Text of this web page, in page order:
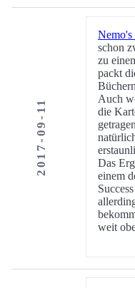
2017-09-11
Nemo's
schon
zu
packt
Auch
die
Das
einem
weit